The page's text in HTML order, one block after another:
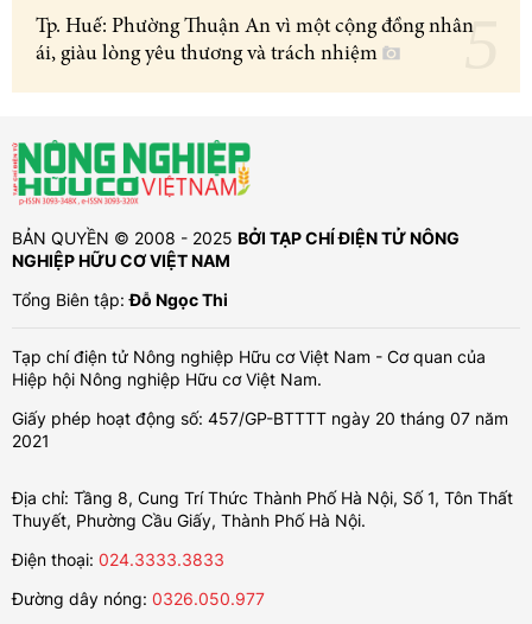
Tp. Huế: Phường Thuận An vì một cộng đồng nhân
ái, giàu lòng yêu thương và trách nhiệm
BẢN QUYỀN © 2008 - 2025 BỞI TẠP CHÍ ĐIỆN TỬ NÔNG
NGHIỆP HỮU CƠ VIỆT NAM
Tổng Biên tập:Đỗ Ngọc Thi
Tạp chí điện tử Nông nghiệp Hữu cơ Việt Nam - Cơ quan của
Hiệp hội Nông nghiệp Hữu cơ Việt Nam.
Giấy phép hoạt động số: 457/GP-BTTTT ngày 20 tháng 07 năm
2021
Địa chỉ: Tầng 8, Cung Trí Thức Thành Phố Hà Nội, Số 1, Tôn Thất
Thuyết, Phường Cầu Giấy, Thành Phố Hà Nội.
Điện thoại: 024.3333.3833
Đường dây nóng: 0326.050.977